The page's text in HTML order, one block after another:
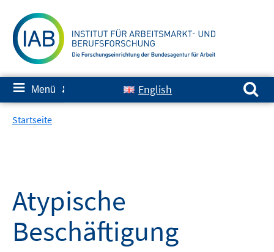
zum
Inhalt
≡ Menü ✘ English
Suchen nach:
Startseite
Atypische
Beschäftigung